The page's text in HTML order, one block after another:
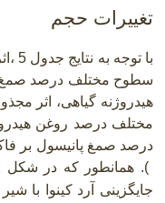
تغییرات حجم
با
سطوح مختلف درصد صمغ
هیدروژنه گیاهی، اثر
مختلف درصد روغن
درصد صمغ پانیسول بر
(